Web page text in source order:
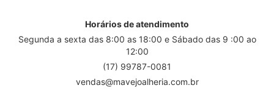
Horários de atendimento
Segunda a sexta das 8:00 as 18:00 e Sábado das 9 :00 ao
12:00
(17) 99787-0081
vendas@mavejoalheria.com.br